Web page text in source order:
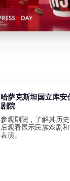
哈萨克斯坦国立库安
剧院
参观剧院，了解其历
后观看展示民族戏剧
表演。